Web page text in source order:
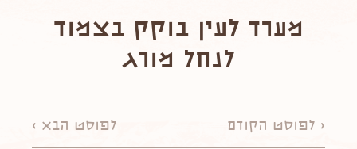
מערד לעין בוקק בצמוד
לנחל מורג
לפוסט הבא > < לפוסט הקודם